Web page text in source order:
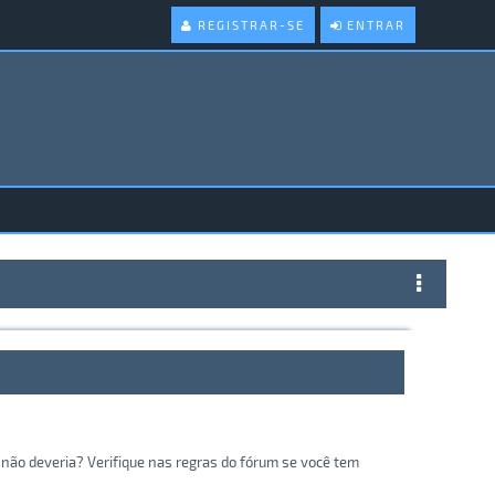
ENTRAR
REGISTRAR-SE
deveria? Verifique nas regras do fórum se você tem